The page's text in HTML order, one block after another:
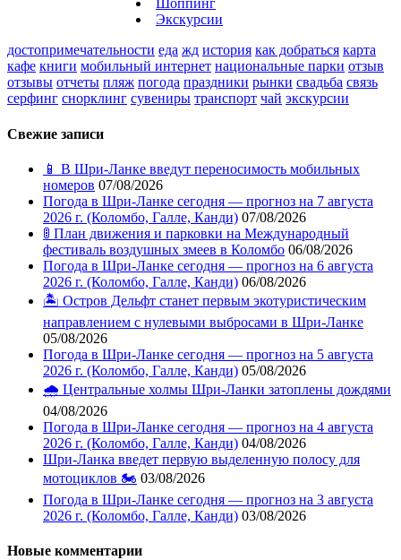
Шоппинг
Экскурсии
достопримечательности еда жд история как добраться карта
кафе книги мобильный интернет национальные парки отзыв
отзывы отчеты пляж погода праздники рынки свадьба связь
серфинг снорклинг сувениры транспорт чай экскурсии
Свежие записи
📱 В Шри-Ланке введут переносимость мобильных
номеров 07/08/2026
Погода в Шри-Ланке сегодня — прогноз на 7 августа
2026 г. (Коломбо, Галле, Канди) 07/08/2026
🚦 План движения и парковки на Международный
фестиваль воздушных змеев в Коломбо 06/08/2026
Погода в Шри-Ланке сегодня — прогноз на 6 августа
2026 г. (Коломбо, Галле, Канди) 06/08/2026
🏝️ Остров Дельфт станет первым экотуристическим
направлением с нулевыми выбросами в Шри-Ланке
05/08/2026
Погода в Шри-Ланке сегодня — прогноз на 5 августа
2026 г. (Коломбо, Галле, Канди) 05/08/2026
🌧️ Центральные холмы Шри-Ланки затоплены дождями
04/08/2026
Погода в Шри-Ланке сегодня — прогноз на 4 августа
2026 г. (Коломбо, Галле, Канди) 04/08/2026
Шри-Ланка введет первую выделенную полосу для
мотоциклов 🏍️ 03/08/2026
Погода в Шри-Ланке сегодня — прогноз на 3 августа
2026 г. (Коломбо, Галле, Канди) 03/08/2026
Новые комментарии